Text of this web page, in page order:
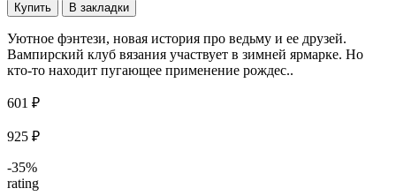
Купить В закладки
Уютное фэнтези, новая история про ведьму и ее друзей.
Вампирский клуб вязания участвует в зимней ярмарке. Но
кто-то находит пугающее применение рождес..
601 ₽
925 ₽
-35%
rating